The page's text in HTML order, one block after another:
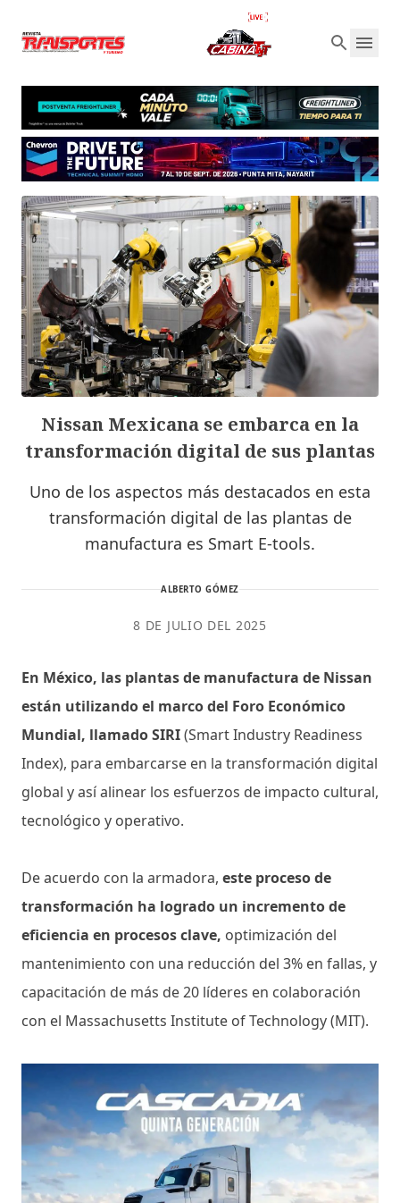
Nissan Mexicana se embarca en la
transformación digital de sus plantas
Uno de los aspectos más destacados en esta
transformación digital de las plantas de
manufactura es Smart E-tools.
ALBERTO GÓMEZ
8 DE JULIO DEL 2025
En México, las plantas de manufactura de Nissan
están utilizando el marco del Foro Económico
Mundial, llamado SIRI(Smart Industry Readiness
Index), para embarcarse en la transformación digital
global y así alinear los esfuerzos de impacto cultural,
tecnológico y operativo.
De acuerdo con la armadora, este proceso de
transformación ha logrado un incremento de
eficiencia en procesos clave, optimización del
mantenimiento con una reducción del 3% en fallas, y
capacitación de más de 20 líderes en colaboración
con el Massachusetts Institute of Technology (MIT).